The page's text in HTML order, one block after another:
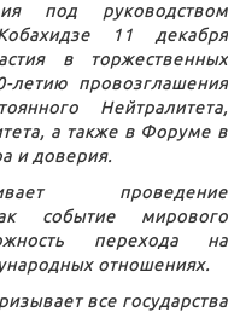
под руководством
11 декабря
в торжественных
летию провозглашения
Нейтралитета,
а также в Форуме в
и доверия.
проведение
событие мирового
перехода на
отношениях.
все государства